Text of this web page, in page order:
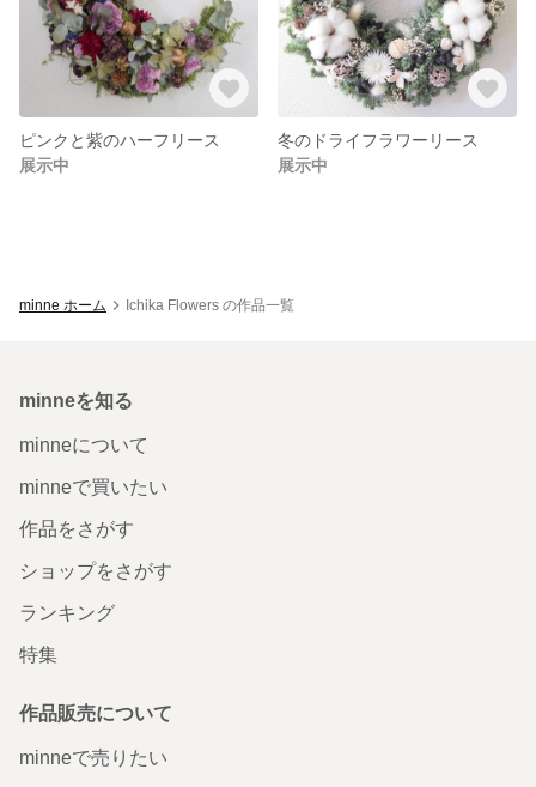
ピンクと紫のハーフリース
展示中
冬のドライフラワーリース
展示中
minne ホーム Ichika Flowers の作品一覧
minneを知る
minneについて
minneで買いたい
作品をさがす
ショップをさがす
ランキング
特集
作品販売について
minneで売りたい